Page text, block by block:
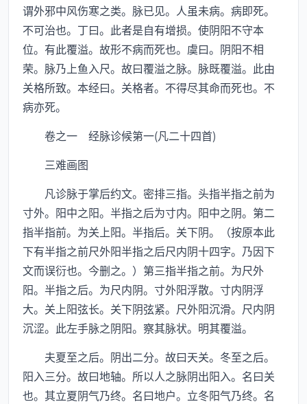
谓外邪中风伤寒之类。脉已见。人虽未病。病即死。
不可治也。丁曰。此者是自有增损。使阴阳不守本
位。有此覆溢。故形不病而死也。虞曰。阴阳不相
荣。脉乃上鱼入尺。故曰覆溢之脉。脉既覆溢。此由
关格所致。本经曰。关格者。不得尽其命而死也。不
病亦死。
卷之一 经脉诊候第一(凡二十四首)
三难画图
凡诊脉于掌后约文。密排三指。头指半指之前为
寸外。阳中之阳。半指之后为寸内。阳中之阴。第二
指半指前。为关上阳。半指后。关下阴。（按原本此
下有半指之前尺外阳半指之后尺内阴十四字。乃因下
文而误衍也。今删之。）第三指半指之前。为尺外
阳。半指之后。为尺内阴。寸外阳浮散。寸内阴浮
大。关上阳弦长。关下阴弦紧。尺外阳沉滑。尺内阴
沉涩。此左手脉之阴阳。察其脉状。明其覆溢。
夫夏至之后。阴出二分。故曰天关。冬至之后。
阳入三分。故曰地轴。所以人之脉阴出阳入。名曰关
也。其立夏阴气乃终。名曰地户。立冬阳气乃终。名